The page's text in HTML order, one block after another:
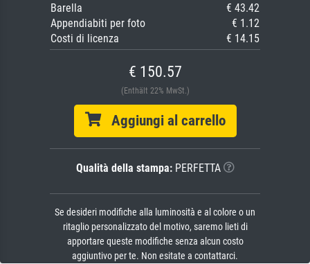
Barella
€ 43.42
Appendiabiti per foto
€ 1.12
Costi di licenza
€ 14.15
€ 150.57
(Enthält 22% MwSt.)
Aggiungi al carrello
Qualità della stampa:PERFETTA
Se desideri modifiche alla luminosità e al colore o un
ritaglio personalizzato del motivo, saremo lieti di
apportare queste modifiche senza alcun costo
aggiuntivo per te. Non esitate a contattarci.